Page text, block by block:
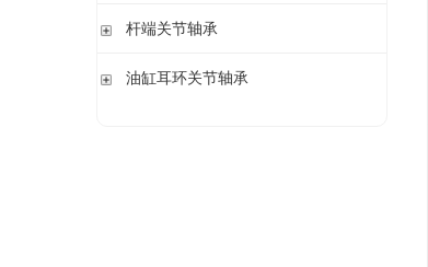
单列满装圆柱滚子轴承 SL1830 系列
推力关节轴承
杆端关节轴承
杆端关节轴承
油缸耳环关节轴承